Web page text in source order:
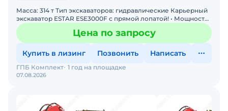
Масса: 314 т Тип экскаваторов: гидравлические Карьерный
экскаватор ESTAR ESE3000F с прямой лопатой! • Мощность:
Двигатель 1 193 кВт • Производительность: Ко
Цена по запросу
Купить в лизинг Позвонить Написать
07.08.2026
ГПБ Комплект 1 год на площадке